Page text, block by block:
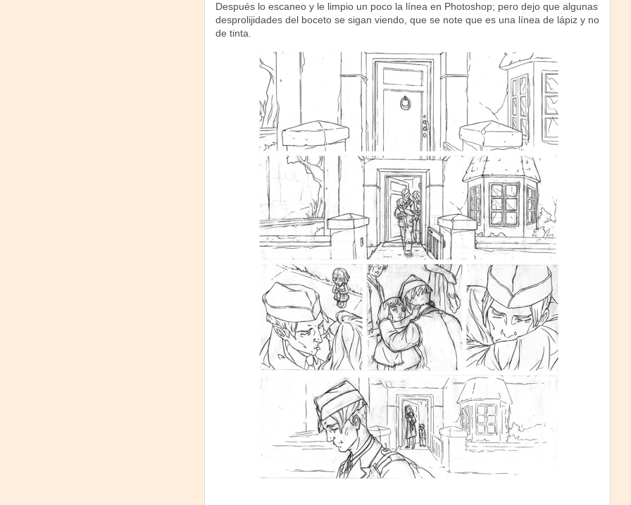
Después lo escaneo y le limpio un poco la línea en Photoshop; pero dejo que algunas
desprolijidades del boceto se sigan viendo, que se note que es una línea de lápiz y no
de tinta.